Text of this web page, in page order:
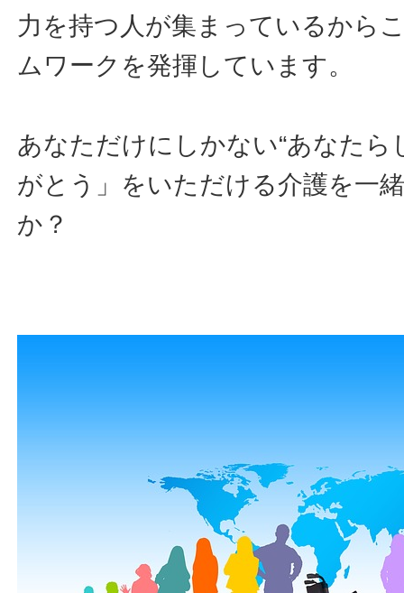
力を持つ人が集まっているから
ムワークを発揮しています。
あなただけにしかない“あなたら
がとう」をいただける介護を一
か？